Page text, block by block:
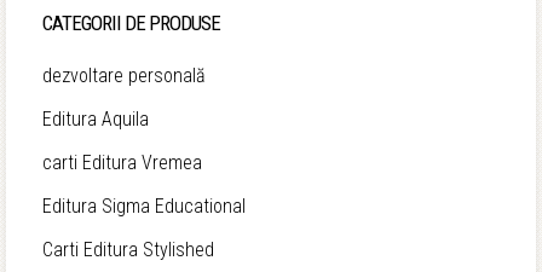
CATEGORII DE PRODUSE
dezvoltare personală
Editura Aquila
carti Editura Vremea
Editura Sigma Educational
Carti Editura Stylished